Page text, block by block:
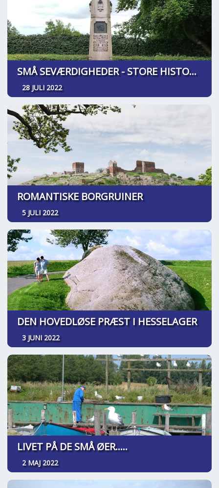
SMÅ SEVÆRDIGHEDER - STORE HISTORIER
28 JULI 2022
ROMANTISKE BORGRUINER
5 JULI 2022
DEN HOVEDLØSE PRÆST I HESSELAGER
3 JUNI 2022
LIVET PÅ DE SMÅ ØER.....
2 MAJ 2022